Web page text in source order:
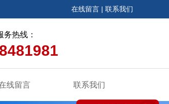
在线留言 | 联系我们
务热线：
线留言 联系我们